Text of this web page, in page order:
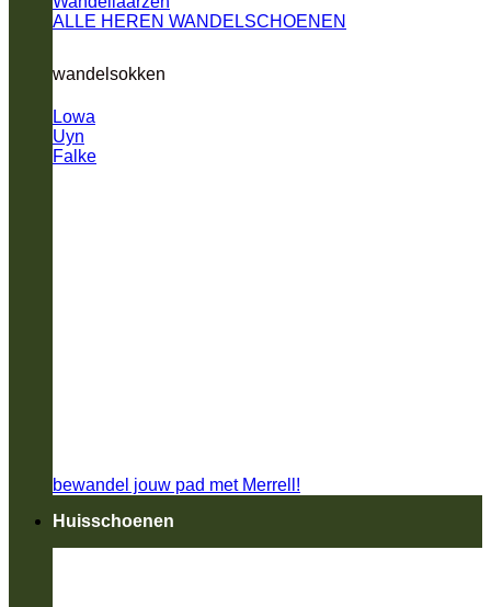
ALLE HEREN WANDELSCHOENEN
wandelsokken
Lowa
Uyn
Falke
bewandel jouw pad met Merrell!
Huisschoenen